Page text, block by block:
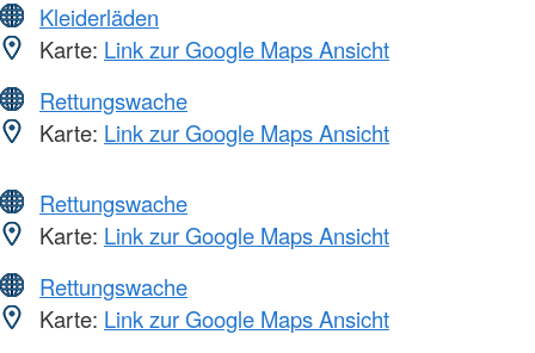
Kleiderläden
Karte: Link zur Google Maps Ansicht
Rettungswache
Karte: Link zur Google Maps Ansicht
Rettungswache
Karte: Link zur Google Maps Ansicht
Rettungswache
Karte: Link zur Google Maps Ansicht